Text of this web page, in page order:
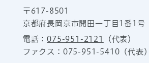
〒617-8501
京都府長岡京市開田一丁目1番1号
電話：075-951-2121
（代表）
ファクス：075-951-5410（代表）